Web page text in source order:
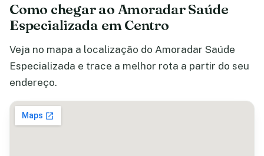
Como chegar ao Amoradar Saúde
Especializada em Centro
Veja no mapa a localização do Amoradar Saúde
Especializada e trace a melhor rota a partir do seu
endereço.